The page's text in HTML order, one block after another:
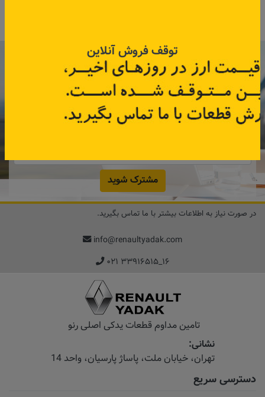
با عضویت در خبرنامه رنویدک
همین حالا ۱۵ هزار تومان کد‌تخفیف خرید
آنلاین
دریافت کنید.
مشترک شوید
در صورت نیاز به اطلاعات بیشتر با ما تماس بگیرید.
info@renaultyadak.com
۰۲۱ ۳۳۹۱۶۵۱۵_۱۶
تامین مداوم قطعات یدکی اصلی رنو
نشانی:
تهران، خیابان‌ ملت، پاساژ‌ پارسیان، واحد 14
دسترسی سریع
توقف فروش آنلاین